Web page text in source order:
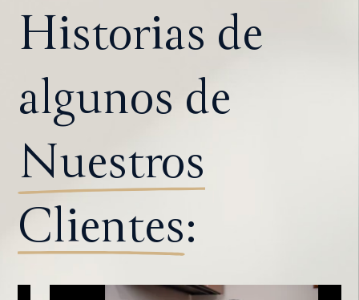
Historias de
algunos de
Nuestros
Clientes: